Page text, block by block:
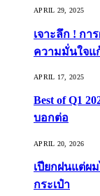
APRIL 29, 2025
เจาะลึก ! ก
ความมั่นใจแ
APRIL 17, 2025
Best of Q1
บอกต่อ
APRIL 20, 2026
เปียกฝนแต่ผ
กระเป๋า